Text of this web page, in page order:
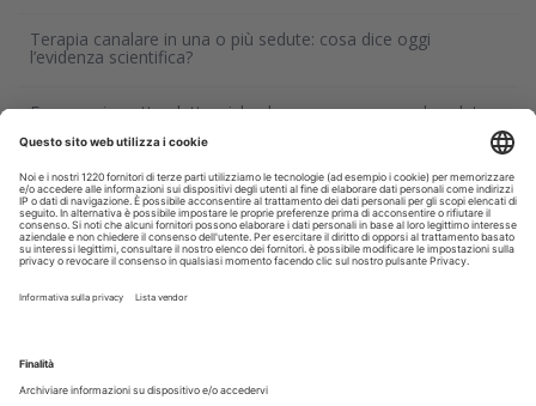
Terapia canalare in una o più sedute: cosa dice oggi
l’evidenza scientifica?
Fumo e sigarette elettroniche: le conseguenze per la salute
Microbioma orale e collutori agli oli essenziali: un alleato per
il controllo del biofilm
Corsi, Convegni, Eventi
Do